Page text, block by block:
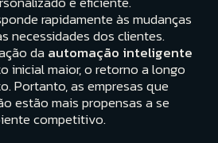
rapidamente às mudanças
necessidades dos clientes.
da automação inteligente
inicial maior, o retorno a longo
Portanto, as empresas que
estão mais propensas a se
competitivo.